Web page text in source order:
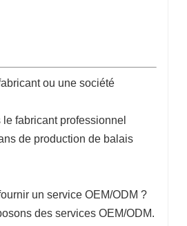
ou une société
fabricant professionnel
de production de balais
un service OEM/ODM ?
des services OEM/ODM.